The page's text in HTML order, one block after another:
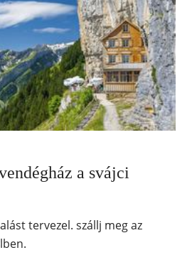
a svájci
tervezel. szállj meg az